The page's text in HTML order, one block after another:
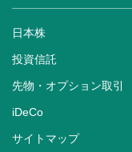
日本株
投資信託
先物・オプション取引
iDeCo
サイトマップ